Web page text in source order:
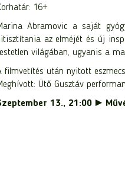
16+
Abramovic a saját
az elméjét és új
világában, ugyanis a
filmvetítés után nyitott
Ütő Gusztáv
13., 21:00 ►